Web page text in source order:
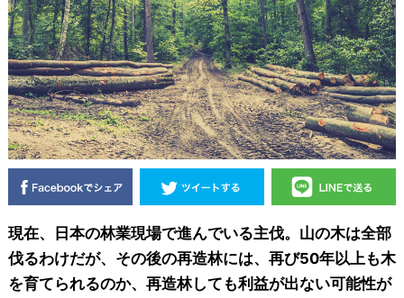
現在、日本の林業現場で進んでいる主伐。山の木は全部
伐るわけだが、その後の再造林には、再び50年以上も木
を育てられるのか、再造林しても利益が出ない可能性が